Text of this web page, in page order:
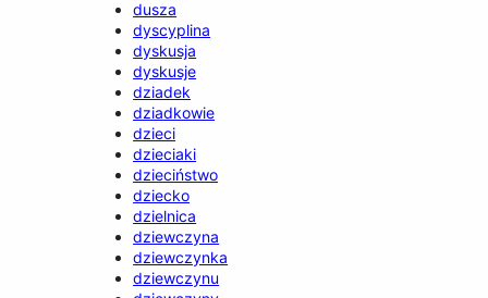
dusza
dyscyplina
dyskusja
dyskusje
dziadek
dziadkowie
dzieci
dzieciaki
dzieciństwo
dziecko
dzielnica
dziewczyna
dziewczynka
dziewczynu